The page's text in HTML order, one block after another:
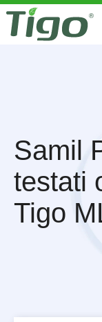
Samil
testati
Tigo